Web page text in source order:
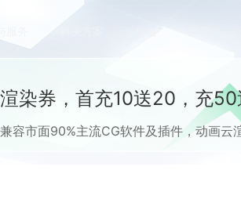
务
染券，首充10送20，充
容市面90%主流CG软件及插件，动画云